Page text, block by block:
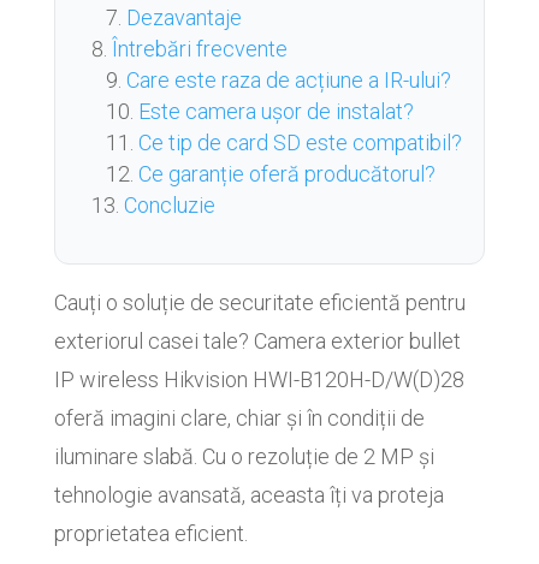
Dezavantaje
Întrebări frecvente
Care este raza de acțiune a IR-ului?
Este camera ușor de instalat?
Ce tip de card SD este compatibil?
Ce garanție oferă producătorul?
Concluzie
Cauți o soluție de securitate eficientă pentru
exteriorul casei tale? Camera exterior bullet
IP wireless Hikvision HWI-B120H-D/W(D)28
oferă imagini clare, chiar și în condiții de
iluminare slabă. Cu o rezoluție de 2 MP și
tehnologie avansată, aceasta îți va proteja
proprietatea eficient.